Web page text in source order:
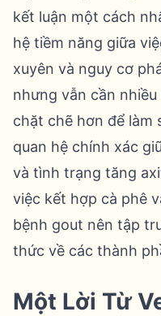
kết luận một cách
hệ tiềm năng giữa
xuyên và nguy cơ
nhưng vẫn cần
chặt chẽ hơn để làm
quan hệ chính xác
và tình trạng tăng
việc kết hợp cà phê
bệnh gout nên tập
thức về các thành
Một Lời Từ